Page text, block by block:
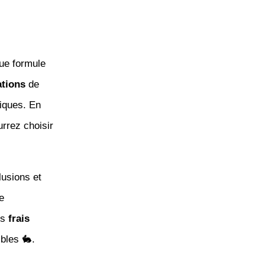
formule
de
En
choisir
et
frais
🐇.